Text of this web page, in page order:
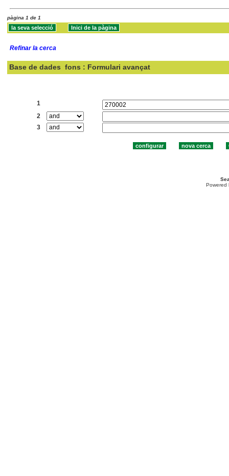
pàgina 1 de 1
Refinar la cerca
Base de dades fons : Formulari avançat
1
2
3